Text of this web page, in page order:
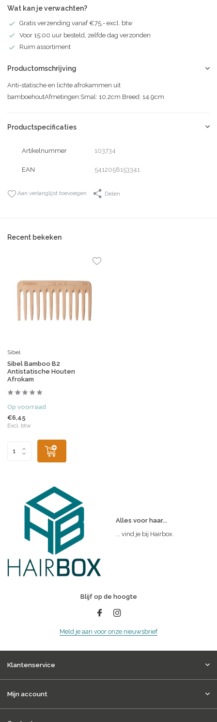
Wat kan je verwachten?
Gratis verzending vanaf €75,- excl. btw
Voor 15:00 uur besteld, zelfde dag verzonden
Ruim assortiment
Productomschrijving
Anti-statische en lichte afrokammen uit
bamboehoutAfmetingen:Smal: 10,2cm Breed: 14.9cm
Productspecificaties
Artikelnummer 103734
EAN 5412058153341
Aan verlanglijst toevoegen Delen
Recent bekeken
Sibel
Sibel Bamboo B2
Antistatische Houten
Afrokam
Op voorraad
€6,45
Excl. btw
Alles voor haar...
... vind je bij Hairbox.
Blijf op de hoogte
Meld je aan voor onze nieuwsbrief
Klantenservice
Mijn account